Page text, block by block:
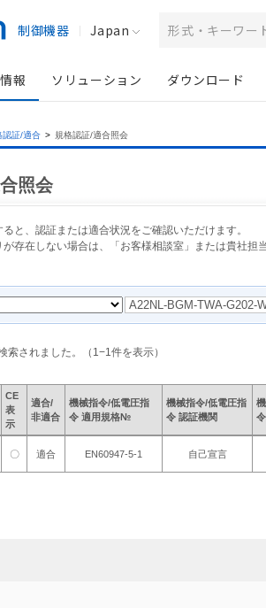
制御機器 Japan
報 ソリューション ダウンロード
認証/適合 > 規格認証/適合照会
照会
と、認証または適合状況をご確認いただけます。
が存在しない場合は、「お客様相談室」または貴社担
索されました。（ 1 −1 件を表示）
CE
表
示
適合/
非適合
機械指令/低電圧指
令 適用規格№
機械指令/低電圧指
令 認証機関
〇 適合 EN60947-5-1 自己宣言